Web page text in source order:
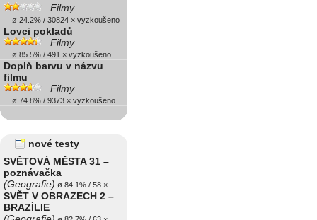
Filmy
ø 24.2% / 30824 × vyzkoušeno
Lovci pokladů
Filmy
ø 85.5% / 491 × vyzkoušeno
Doplň barvu v názvu
filmu
Filmy
ø 74.8% / 9373 × vyzkoušeno
nové testy
SVĚTOVÁ MĚSTA 31 –
poznávačka
(Geografie) ø 84.1% / 58 ×
SVĚT V OBRAZECH 2 –
BRAZÍLIE